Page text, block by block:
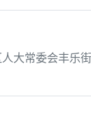
大常委会丰乐